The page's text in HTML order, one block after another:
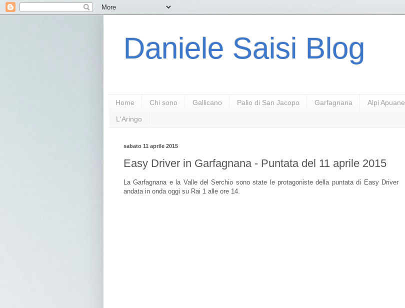
Daniele Saisi Blog
Home Chi sono Gallicano Palio di San Jacopo Garfagnana Alpi Apuane
L'Aringo
sabato 11 aprile 2015
Easy Driver in Garfagnana - Puntata del 11 aprile 2015
La Garfagnana e la Valle del Serchio sono state le protagoniste della puntata di Easy Driver
andata in onda oggi su Rai 1 alle ore 14.